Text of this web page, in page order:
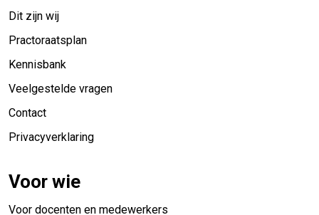
Dit zijn wij
Practoraatsplan
Kennisbank
Veelgestelde vragen
Contact
Privacyverklaring
Voor wie
Voor docenten en medewerkers